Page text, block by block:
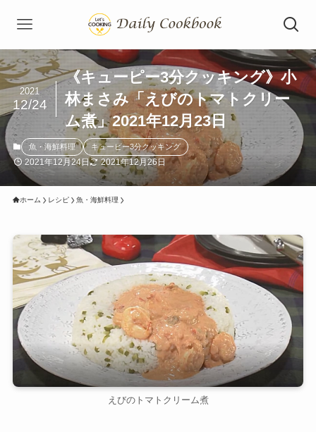
《キューピー3分クッキング》小
林まさみ「えびのトマトクリー
ム煮」2021年12月23日
2021
12/24
魚・海鮮料理 キューピー3分クッキング
2021年12月24日 2021年12月26日
ホーム レシピ 魚・海鮮料理
えびのトマトクリーム煮